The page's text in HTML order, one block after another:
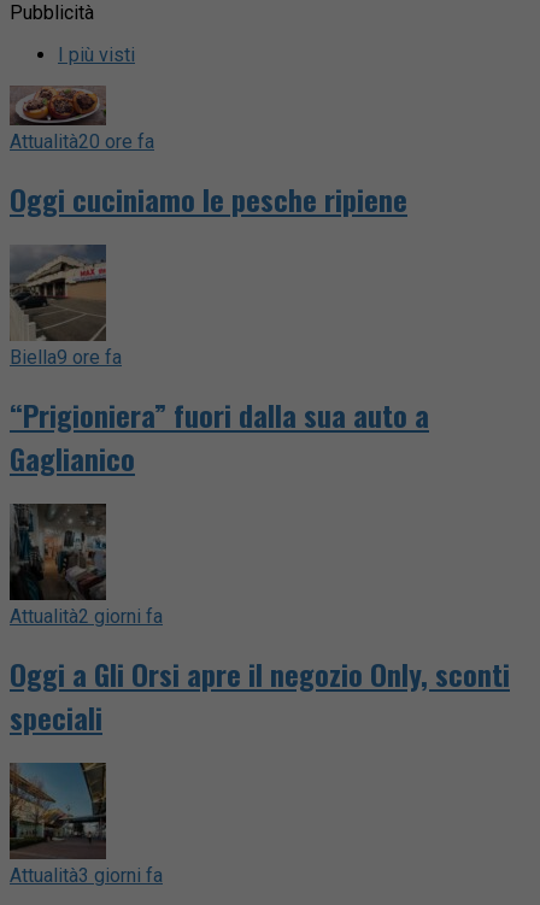
Pubblicità
I più visti
Attualità20 ore fa
Oggi cuciniamo le pesche ripiene
Biella9 ore fa
“Prigioniera” fuori dalla sua auto a
Gaglianico
Attualità2 giorni fa
Oggi a Gli Orsi apre il negozio Only, sconti
speciali
Attualità3 giorni fa